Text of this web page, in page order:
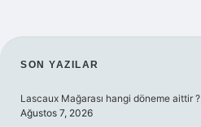
SIDEBAR
SON YAZILAR
Lascaux Mağarası hangi döneme aittir ?
Ağustos 7, 2026